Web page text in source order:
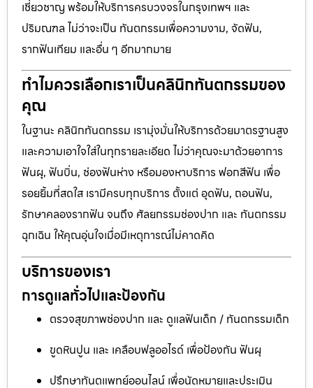
เชี่ยวชาญ พร้อมให้บริการครบวงจรในกรุงเทพฯ และ
ปริมณฑล ไม่ว่าจะเป็น ทันตกรรมเพื่อความงาม, จัดฟัน,
รากฟันเทียม และอื่น ๆ อีกมากมาย
ทำไมควรเลือกเราเป็นคลินิกทันตกรรมของ
คุณ
ในฐานะ คลินิกทันตกรรม เรามุ่งมั่นให้บริการด้วยมาตรฐานสูง
และความเอาใจใส่ในทุกรายละเอียด ไม่ว่าคุณจะมาด้วยอาการ
ฟันผุ, ฟันบิ่น, ช่องฟันห่าง หรือมองหาบริการ ฟอกสีฟัน เพื่อ
รอยยิ้มที่สดใส เรามีครบทุกบริการ ตั้งแต่ อุดฟัน, ถอนฟัน,
รักษาคลองรากฟัน จนถึง ศัลยกรรมช่องปาก และ ทันตกรรม
ฉุกเฉิน ให้คุณอุ่นใจเมื่อมีเหตุการณ์ไม่คาดคิด
บริการของเรา
การดูแลทั่วไปและป้องกัน
ตรวจสุขภาพช่องปาก และ ดูแลฟันเด็ก / ทันตกรรมเด็ก
ขูดหินปูน และ เคลือบฟลูออไรด์ เพื่อป้องกัน ฟันผุ
ปรึกษาทันตแพทย์ออนไลน์ เพื่อนัดหมายและประเมิน